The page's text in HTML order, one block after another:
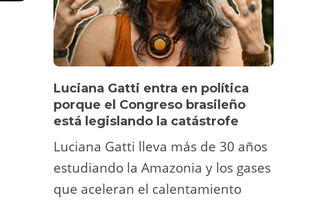
Luciana Gatti entra en política
porque el Congreso brasileño
está legislando la catástrofe
Luciana Gatti lleva más de 30 años
estudiando la Amazonia y los gases
que aceleran el calentamiento